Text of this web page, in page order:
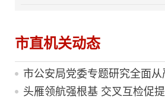
市直机关动态